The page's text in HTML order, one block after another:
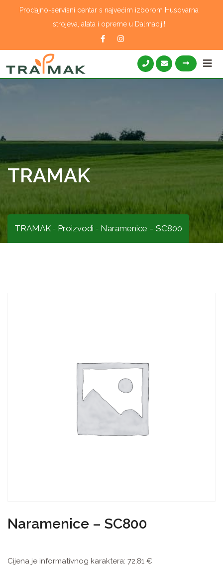
Prodajno-servisni centar s najvećim izborom Husqvarna
strojeva, alata i opreme u Dalmaciji!
TRAMAK
TRAMAK - Proizvodi - Naramenice – SC800
Naramenice – SC800
Cijena je informativnog karaktera: 72,81 €